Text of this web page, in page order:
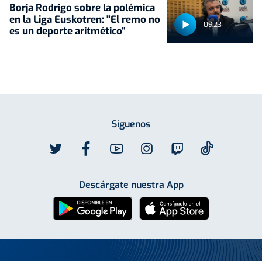
09:23
Borja Rodrigo sobre la polémica
en la Liga Euskotren: "El remo no
es un deporte aritmético"
Síguenos
Descárgate nuestra App